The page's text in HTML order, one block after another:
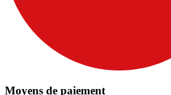
Moyens de paiement